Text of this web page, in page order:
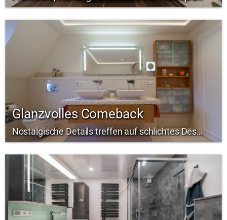
Glanzvolles Comeback
Nostalgische Details treffen auf schlichtes Design